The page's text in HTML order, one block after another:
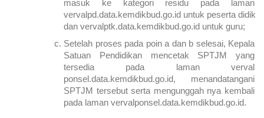
masuk ke kategori residu pada laman
vervalpd.data.kemdikbud.go.id untuk peserta didik
dan vervalptk.data.kemdikbud.go.id untuk guru;
Setelah proses pada poin a dan b selesai, Kepala
Satuan Pendidikan mencetak SPTJM yang
tersedia pada laman verval
ponsel.data.kemdikbud.go.id, menandatangani
SPTJM tersebut serta mengunggah nya kembali
pada laman vervalponsel.data.kemdikbud.go.id.